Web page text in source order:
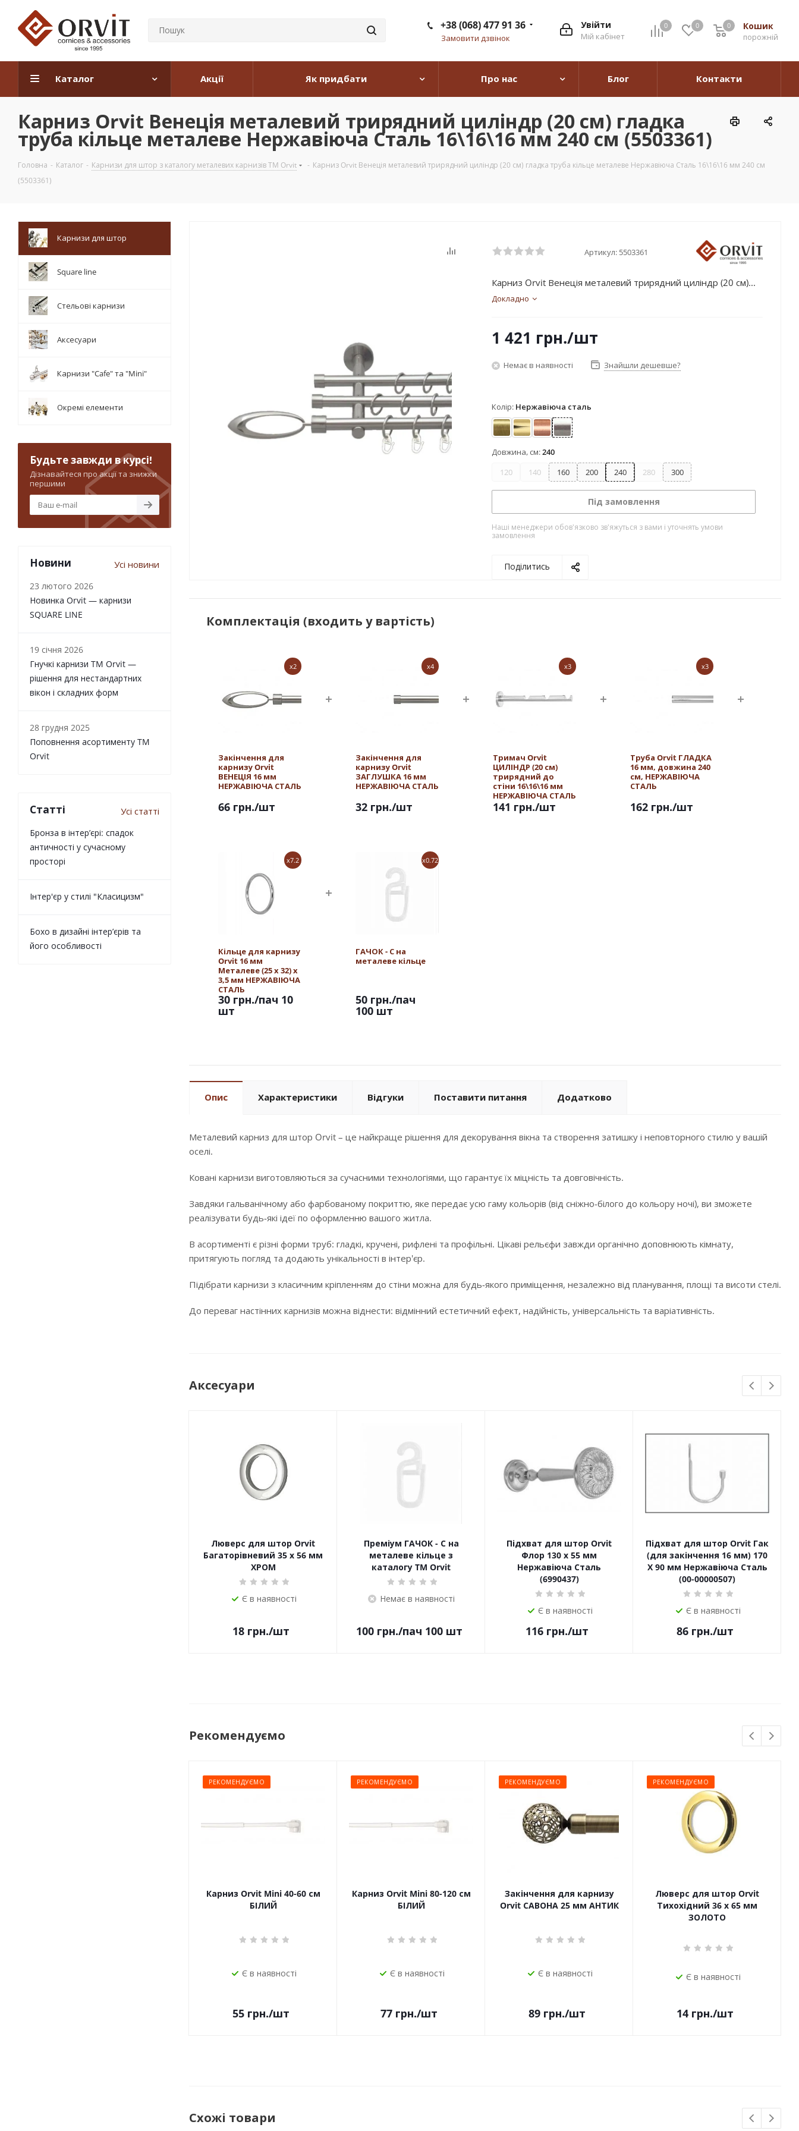
0 0 Кошик
0
порожній
0
Увійти
Мій кабінет
+38 (068) 477 91 36
Замовити дзвінок
Каталог Акції Як придбати Про нас Блог Контакти
Карниз Orvit Венеція металевий трирядний циліндр (20 см) гладка
труба кільце металеве Нержавіюча Сталь 16\16\16 мм 240 см (5503361)
Головна - Каталог - Карнизи для штор з каталогу металевих карнизів TM Orvit - Карниз Orvit Венеція металевий трирядний циліндр (20 см) гладка труба кільце металеве Нержавіюча Сталь 16\16\16 мм 240 см
(5503361)
Артикул: 5503361
Карниз Orvit Венеція металевий трирядний циліндр (20 см)...
Докладно
1 421 грн./шт
Немає в наявності Знайшли дешевше?
Колір: Нержавіюча сталь
АнтикЗолотоМідьНержавіюча сталь
Довжина, см:240
120
140 160 200 240 280 300
Під замовлення
Наші менеджери обов'язково зв'яжуться з вами і уточнять умови
замовлення
Поділитись
Комплектація (входить у вартість)
x2
Закінчення для
карнизу Orvit
ВЕНЕЦІЯ 16 мм
НЕРЖАВІЮЧА СТАЛЬ
66 грн./шт
x4
Закінчення для
карнизу Orvit
ЗАГЛУШКА 16 мм
НЕРЖАВІЮЧА СТАЛЬ
32 грн./шт
x3
Тримач Orvit
ЦИЛІНДР (20 см)
трирядний до
стіни 16\16\16 мм
НЕРЖАВІЮЧА СТАЛЬ
141 грн./шт
x3
Труба Orvit ГЛАДКА
16 мм, довжина 240
см, НЕРЖАВІЮЧА
СТАЛЬ
162 грн./шт
x7.2
Кільце для карнизу
Orvit 16 мм
Металеве (25 х 32) х
3,5 мм НЕРЖАВІЮЧА
СТАЛЬ
30 грн./пач 10
шт
x0.72
ГАЧОК - С на
металеве кільце
50 грн./пач
100 шт
Опис Характеристики Відгуки Поставити питання Додатково
Металевий карниз для штор Orvit – це найкраще рішення для декорування вікна та створення затишку і неповторного стилю у вашій
оселі.
Ковані карнизи виготовляються за сучасними технологіями, що гарантує їх міцність та довговічність.
Завдяки гальванічному або фарбованому покриттю, яке передає усю гаму кольорів (від сніжно-білого до кольору ночі), ви зможете
реалізувати будь-які ідеї по оформленню вашого житла.
В асортименті є різні форми труб: гладкі, кручені, рифлені та профільні. Цікаві рельєфи завжди органічно доповнюють кімнату,
притягують погляд та додають унікальності в інтер'єр.
Підібрати карнизи з класичним кріпленням до стіни можна для будь-якого приміщення, незалежно від планування, площі та висоти стелі.
До переваг настінних карнизів можна віднести: відмінний естетичний ефект, надійність, універсальність та варіативність.
Аксесуари
Люверс для штор Orvit
Багаторівневий 35 х 56 мм
ХРОМ
Є в наявності
18 грн./шт
Преміум ГАЧОК - С на
металеве кільце з
каталогу TM Orvit
Немає в наявності
100грн./пач 100 шт
Підхват для штор Orvit
Флор 130 х 55 мм
Нержавіюча Сталь
(6990437)
Є в наявності
116 грн./шт
Підхват для штор Orvit Гак
(для закінчення 16 мм) 170
Х 90 мм Нержавіюча Сталь
(00-00000507)
Є в наявності
86 грн./шт
Рекомендуємо
РЕКОМЕНДУЄМО
Карниз Orvit Mini 40-60 см
БІЛИЙ
Є в наявності
55 грн./шт
РЕКОМЕНДУЄМО
Карниз Orvit Mini 80-120 см
БІЛИЙ
Є в наявності
77 грн./шт
РЕКОМЕНДУЄМО
Закінчення для карнизу
Orvit САВОНА 25 мм АНТИК
Є в наявності
89 грн./шт
РЕКОМЕНДУЄМО
Люверс для штор Orvit
Тихохідний 36 х 65 мм
ЗОЛОТО
Є в наявності
14 грн./шт
Схожі товари
Карнизи для штор
Square line
Стельові карнизи
Аксесуари
Карнизи "Cafe" та "Mini"
Окремі елементи
Будьте завжди в курсі!
Дізнавайтеся про акції та знижки
першими
Новини Усі новини
23 лютого 2026
Новинка Orvit — карнизи
SQUARE LINE
19 січня 2026
Гнучкі карнизи TM Orvit —
рішення для нестандартних
вікон і складних форм
28 грудня 2025
Поповнення асортименту TM
Orvit
Статті Усі статті
Бронза в інтер’єрі: спадок
античності у сучасному
просторі
Інтер'єр у стилі "Класицизм"
Бохо в дизайні інтер’єрів та
його особливості